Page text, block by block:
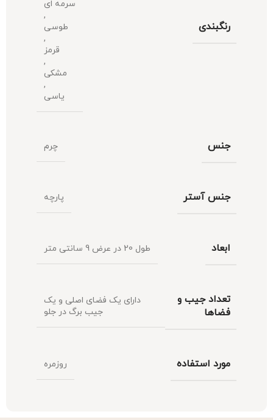
رنگبندی
سرمه ای
,
طوسی
,
قرمز
,
مشکی
,
یاسی
جنس چرم
جنس آستر پارچه
ابعاد طول 20 در عرض 9 سانتی متر
تعداد جیب و
فضاها
دارای یک فضای اصلی و یک
جیب برگ در جلو
مورد استفاده روزمره